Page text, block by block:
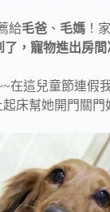
給毛爸 、 毛媽 ！
了，寵物進出房
在這兒童節連假
床幫她開門關門